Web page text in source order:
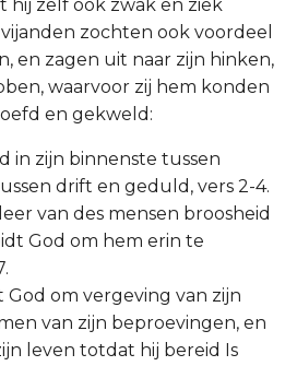
hij zelf ook zwak en ziek
zochten ook voordeel
en zagen uit naar zijn hinken,
waarvoor zij hem konden
en gekweld:
in zijn binnenste tussen
drift en geduld, vers 2-4.
van des mensen broosheid
God om hem erin te
God om vergeving van zijn
van zijn beproevingen, en
leven totdat hij bereid Is